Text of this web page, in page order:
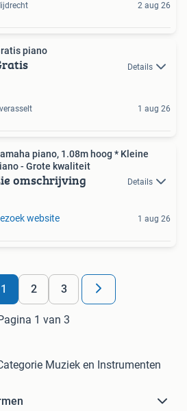
2 aug 26
piano
Details
1 aug 26
piano, 1.08m hoog * Kleine
- Grote kwaliteit
omschrijving Details
website 1 aug 26
1 2 3
1 van 3
Muziek en Instrumenten